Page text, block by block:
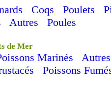
Coqs Poulets
Autres Poules
de Mer
Marinés
Autres
Poissons